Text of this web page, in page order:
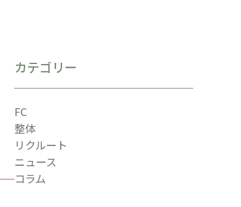
カテゴリー
FC
整体
リクルート
ニュース
コラム